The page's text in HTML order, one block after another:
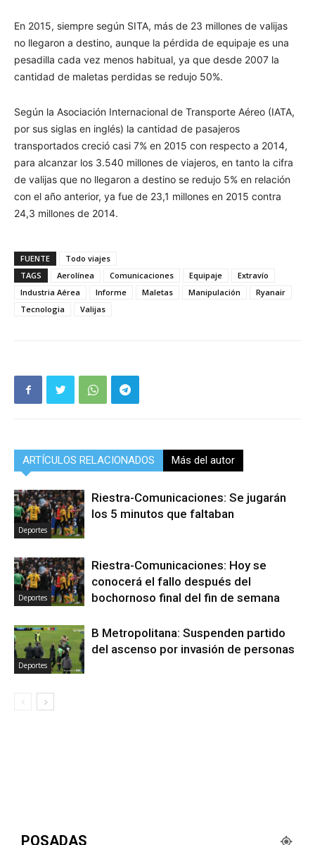
En 2015, siempre según SITA, más de 23 millones de valijas
no llegaron a destino, aunque la pérdida de equipaje es una
pesadilla cada vez menos habitual, ya que desde 2007 la
cantidad de maletas perdidas se redujo 50%.
Según la Asociación Internacional de Transporte Aéreo (IATA,
por sus siglas en inglés) la cantidad de pasajeros
transportados creció casi 7% en 2015 con respecto a 2014,
para alcanzar los 3.540 millones de viajeros, en tanto la cifra
de valijas que no llegaron a destino se redujo 5% en relación
con el año anterior, ya fue de 23,1 millones en 2015 contra
24,3 millones de 2014.
FUENTE
Todo viajes
TAGS
Aerolínea Comunicaciones Equipaje
Extravío
Industria Aérea
Informe Maletas Manipulación
Ryanair
Tecnologia
Valijas
ARTÍCULOS RELACIONADOS Más del autor
Deportes
Riestra-Comunicaciones: Se jugarán
los 5 minutos que faltaban
Deportes
Riestra-Comunicaciones: Hoy se
conocerá el fallo después del
bochornoso final del fin de semana
Deportes
B Metropolitana: Suspenden partido
del ascenso por invasión de personas
POSADAS